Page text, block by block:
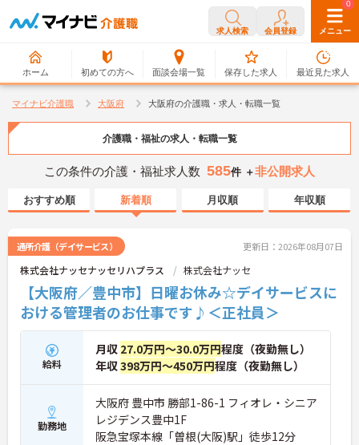
求人検索 会員登録 メニュー
ホーム 初めての方へ 面談会場一覧
0
保存した求人
0
最近見た求人
マイナビ介護職 大阪府 大阪府の介護職・求人・転職一覧
介護職・福祉の求人・転職一覧
この条件の介護・福祉求人数 585件 ＋非公開求人
おすすめ順 新着順 月収順 年収順
通所介護（デイサービス） 更新日：2026年08月07日
株式会社ナッセナッセリハプラス 株式会社ナッセ
【大阪府／豊中市】日曜お休み☆デイサービスに
おける管理者のお仕事です♪＜正社員＞
給料
月収 27.0万円～30.0万円程度（夜勤無し）
年収398万円～450万円程度（夜勤無し）
勤務地
大阪府 豊中市 勝部1-86-1 フィオレ・シニア
レジデンス豊中1F
阪急宝塚本線「曽根(大阪)駅」徒歩12分